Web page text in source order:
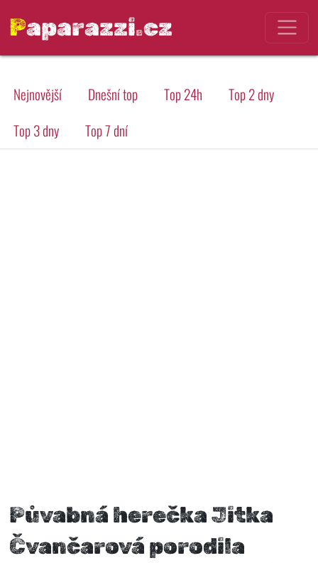
Paparazzi.cz
Nejnovější Dnešní top Top 24h
Top 2 dny
Top 3 dny
Top 7 dní
Půvabná herečka Jitka
Čvančarová porodila